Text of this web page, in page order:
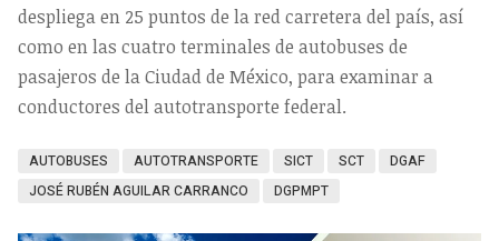
despliega en 25 puntos de la red carretera del país, así
como en las cuatro terminales de autobuses de
pasajeros de la Ciudad de México, para examinar a
conductores del autotransporte federal.
AUTOBUSES AUTOTRANSPORTE SICT SCT
DGAF
JOSÉ RUBÉN AGUILAR CARRANCO
DGPMPT